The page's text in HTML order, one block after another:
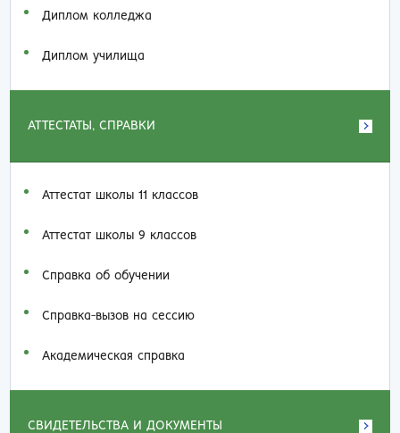
Диплом колледжа
Диплом училища
АТТЕСТАТЫ, СПРАВКИ
Аттестат школы 11 классов
Аттестат школы 9 классов
Справка об обучении
Справка-вызов на сессию
Академическая справка
СВИДЕТЕЛЬСТВА И ДОКУМЕНТЫ